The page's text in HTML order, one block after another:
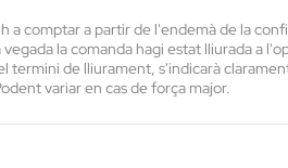
comptar a partir de l'endemà de la
la comanda hagi estat lliurada a
termini de lliurament, s'indicarà
variar en cas de força major.